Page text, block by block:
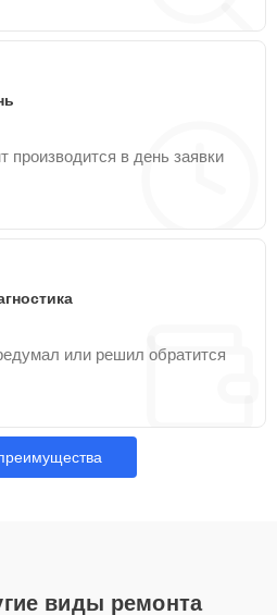
производится в день заявки
или решил обратится
виды ремонта